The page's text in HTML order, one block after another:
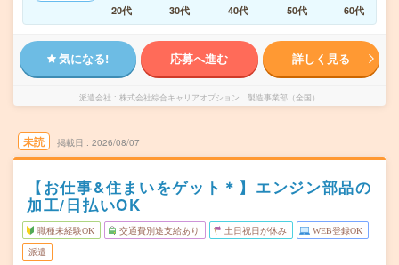
20代
30代 40代 50代 60代
気になる! 応募へ進む 詳しく見る
派遣会社 株式会社綜合キャリアオプション 製造事業部（全国）
未読 掲載日 2026/08/07
【お仕事&住まいをゲット＊】エンジン部品の
加工/日払いOK
職種未経験OK 交通費別途支給あり 土日祝日が休み WEB登録OK
派遣